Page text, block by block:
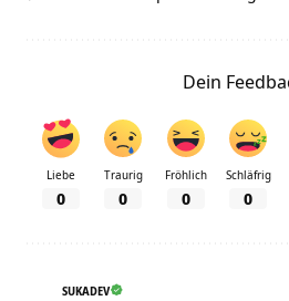
Dein
Liebe
0
Traurig
0
Fröhlich
0
Schläfrig
0
SUKADEV